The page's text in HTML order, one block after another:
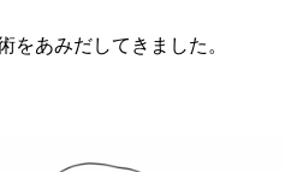
をあみだしてきました。